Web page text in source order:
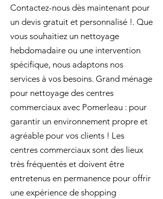
Contactez-nous dès maintenant pour
un devis gratuit et personnalisé !. Que
vous souhaitiez un nettoyage
hebdomadaire ou une intervention
spécifique, nous adaptons nos
services à vos besoins. Grand ménage
pour nettoyage des centres
commerciaux avec Pomerleau : pour
garantir un environnement propre et
agréable pour vos clients ! Les
centres commerciaux sont des lieux
très fréquentés et doivent être
entretenus en permanence pour offrir
une expérience de shopping